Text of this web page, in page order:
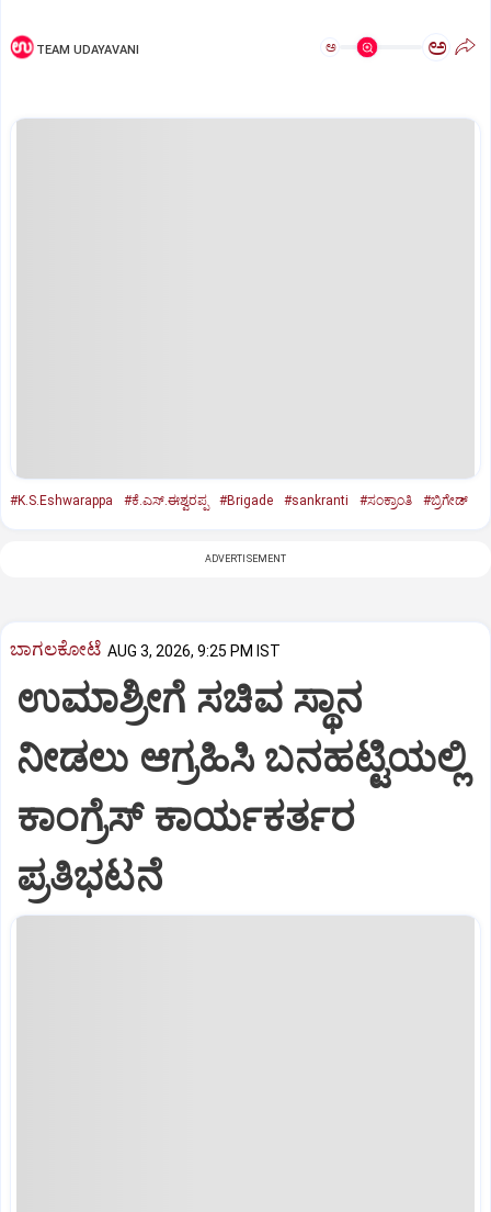
TEAM UDAYAVANI ಅ ಅ
#K.S.Eshwarappa #ಕೆ.ಎಸ್‌.ಈಶ್ವರಪ್ಪ #Brigade #sankranti #ಸಂಕ್ರಾಂತಿ #ಬ್ರಿಗೇಡ್‌
ADVERTISEMENT
ಬಾಗಲಕೋಟೆ AUG 3, 2026, 9:25 PM IST
ಉಮಾಶ್ರೀಗೆ ಸಚಿವ ಸ್ಥಾನ
ನೀಡಲು ಆಗ್ರಹಿಸಿ ಬನಹಟ್ಟಿಯಲ್ಲಿ
ಕಾಂಗ್ರೆಸ್ ಕಾರ್ಯಕರ್ತರ
ಪ್ರತಿಭಟನೆ